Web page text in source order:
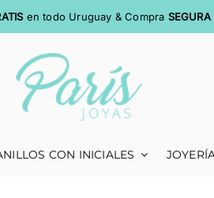
en todo Uruguay & Compra SEGURA
CON INICIALES